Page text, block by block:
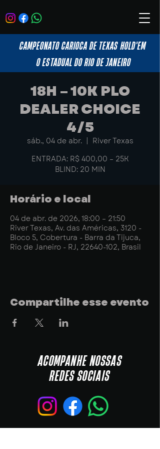
CAMPEONATO CARIOCA DE TEXAS HOLD'EM
O ESTADUAL DO RIO DE JANEIRO
18H – 10K PLO
DEALER CHOICE
4/5
sáb., 04 de abr.
  |
River Texas
ENTRADA: R$ 400,00 – 25K
BLIND: 20 MIN
Horário e local
04 de abr. de 2026, 18:00 – 21:50
River Texas, Av. das Américas, 3120 -
Bloco 5, Cobertura - Barra da Tijuca,
Rio de Janeiro - RJ, 22640-102, Brasil
Compartilhe esse evento
ACOMPANHE NOSSAS
REDES SOCIAIS